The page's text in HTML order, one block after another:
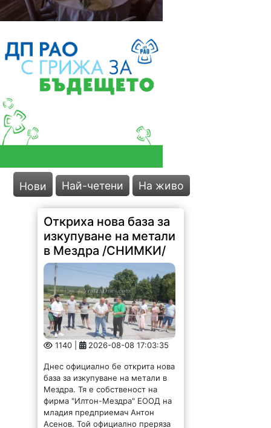
Нови Най-четени На живо
Откриха нова база за
изкупуване на метали
в Мездра /СНИМКИ/
1140 | 2026-08-08 17:03:35
Днес официално бе открита нова
база за изкупуване на метали в
Мездра. Тя е собственост на
фирма "Илтон-Мездра" ЕООД на
младия предприемач Антон
Асенов. Той официално преряза